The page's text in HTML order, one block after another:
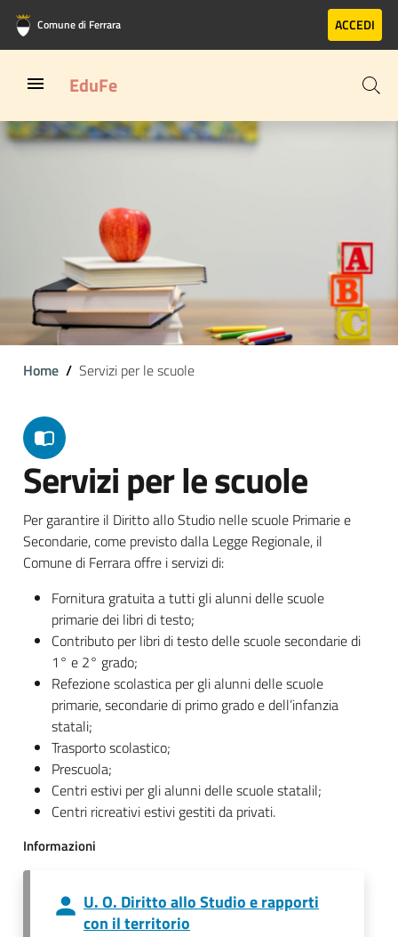
Vai al contenuto principale
Vai al footer
Comune di Ferrara ACCEDI
EduFe
Home Servizi per le scuole
Servizi per le scuole
Per garantire il Diritto allo Studio nelle scuole Primarie e
Secondarie, come previsto dalla Legge Regionale, il
Comune di Ferrara offre i servizi di:
Fornitura gratuita a tutti gli alunni delle scuole
primarie dei libri di testo;
Contributo per libri di testo delle scuole secondarie di
1° e 2° grado;
Refezione scolastica per gli alunni delle scuole
primarie, secondarie di primo grado e dell’infanzia
statali;
Trasporto scolastico;
Prescuola;
Centri estivi per gli alunni delle scuole statalil;
Centri ricreativi estivi gestiti da privati.
Informazioni
U. O. Diritto allo Studio e rapporti
con il territorio